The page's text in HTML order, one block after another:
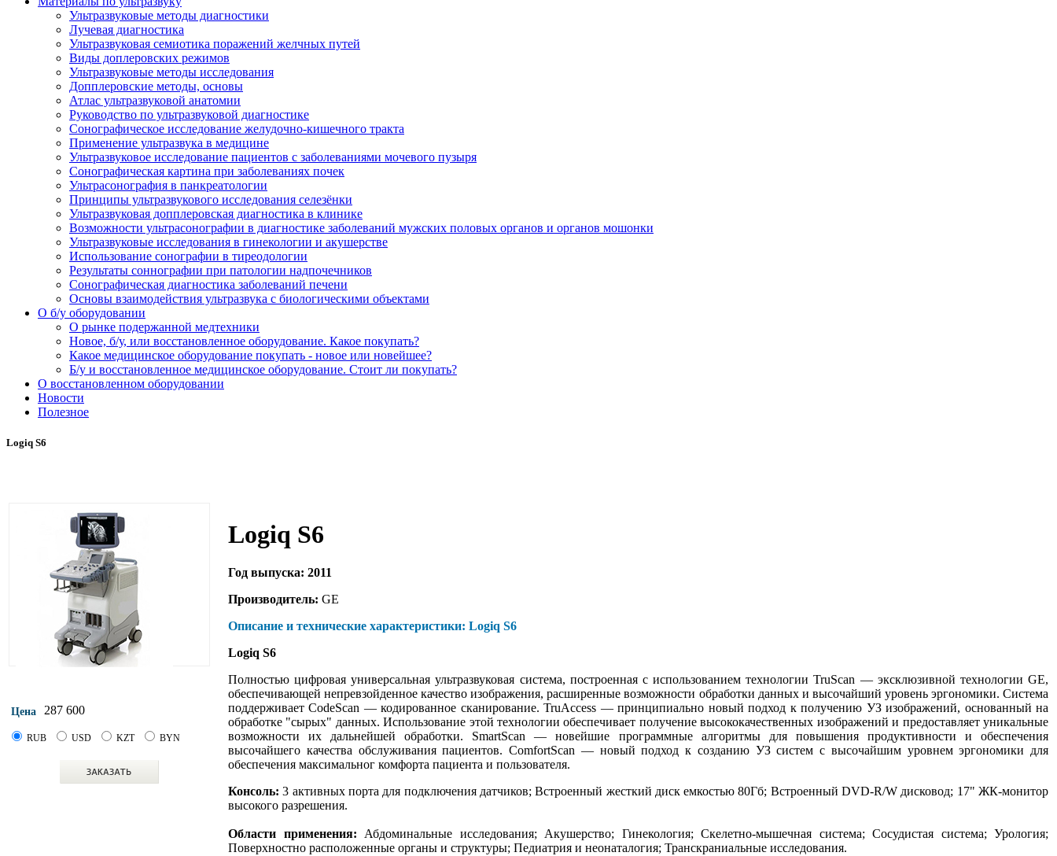
Ультразвуковые методы диагностики
Лучевая диагностика
Ультразвуковая семиотика поражений желчных путей
Виды доплеровских режимов
Ультразвуковые методы исследования
Допплеровские методы, основы
Атлас ультразвуковой анатомии
Руководство по ультразвуковой диагностике
Сонографическое исследование желудочно-кишечного тракта
Применение ультразвука в медицине
Ультразвуковое исследование пациентов с заболеваниями мочевого пузыря
Сонографическая картина при заболеваниях почек
Ультрасонография в панкреатологии
Принципы ультразвукового исследования селезёнки
Ультразвуковая допплеровская диагностика в клинике
Возможности ультрасонографии в диагностике заболеваний мужских половых органов и органов мошонки
Ультразвуковые исследования в гинекологии и акушерстве
Использование сонографии в тиреодологии
Результаты соннографии при патологии надпочечников
Сонографическая диагностика заболеваний печени
Основы взаимодействия ультразвука с биологическими объектами
O б/у оборудовании
О рынке подержанной медтехники
Новое, б/у, или восстановленное оборудование. Какое покупать?
Какое медицинское оборудование покупать - новое или новейшее?
Б/у и восстановленное медицинское оборудование. Стоит ли покупать?
О восстановленном оборудовании
Новости
Полезное
Logiq S6
Цена 287 600
RUB USD KZT BYN
Logiq S6
Год выпуска: 2011
Производитель: GE
Описание и технические характеристики: Logiq S6
Logiq S6
Полностью цифровая универсальная ультразвуковая система, построенная с использованием технологии TruScan — эксклюзивной технологии GE,
обеспечивающей непревзойденное качество изображения, расширенные возможности обработки данных и высочайший уровень эргономики. Система
поддерживает CodeScan — кодированное сканирование. TruAccess — принципиально новый подход к получению УЗ изображений, основанный на
обработке "сырых" данных. Использование этой технологии обеспечивает получение высококачественных изображений и предоставляет уникальные
возможности их дальнейшей обработки. SmartScan — новейшие программные алгоритмы для повышения продуктивности и обеспечения
высочайшего качества обслуживания пациентов. ComfortScan — новый подход к созданию УЗ систем с высочайшим уровнем эргономики для
обеспечения максимальног комфорта пациента и пользователя.
Консоль: 3 активных порта для подключения датчиков; Встроенный жесткий диск емкостью 80Гб; Встроенный DVD-R/W дисковод; 17" ЖК-монитор
высокого разрешения.
Области применения: Абдоминальные исследования; Акушерство; Гинекология; Скелетно-мышечная система; Сосудистая система; Урология;
Поверхностно расположенные органы и структуры; Педиатрия и неонаталогия; Транскраниальные исследования.